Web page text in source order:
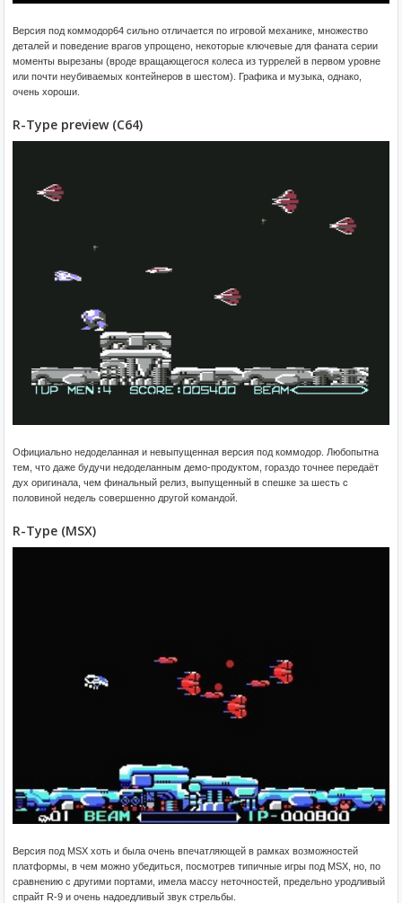
Версия под коммодор64 сильно отличается по игровой механике, множество
деталей и поведение врагов упрощено, некоторые ключевые для фаната серии
моменты вырезаны (вроде вращающегося колеса из туррелей в первом уровне
или почти неубиваемых контейнеров в шестом). Графика и музыка, однако,
очень хороши.
R-Type preview (C64)
Официально недоделанная и невыпущенная версия под коммодор. Любопытна
тем, что даже будучи недоделанным демо-продуктом, гораздо точнее передаёт
дух оригинала, чем финальный релиз, выпущенный в спешке за шесть с
половиной недель совершенно другой командой.
R-Type (MSX)
Версия под MSX хоть и была очень впечатляющей в рамках возможностей
платформы, в чем можно убедиться, посмотрев типичные игры под MSX, но, по
сравнению с другими портами, имела массу неточностей, предельно уродливый
спрайт R-9 и очень надоедливый звук стрельбы.